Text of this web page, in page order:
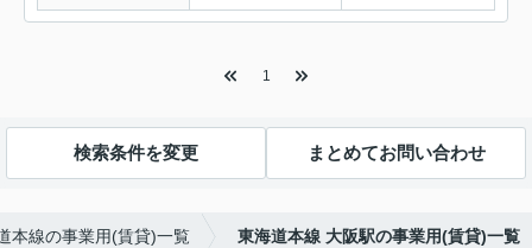
1
検索条件を変更 まとめてお問い合わせ
本線の事業用(賃貸)一覧 東海道本線 大阪駅の事業用(賃貸)一覧